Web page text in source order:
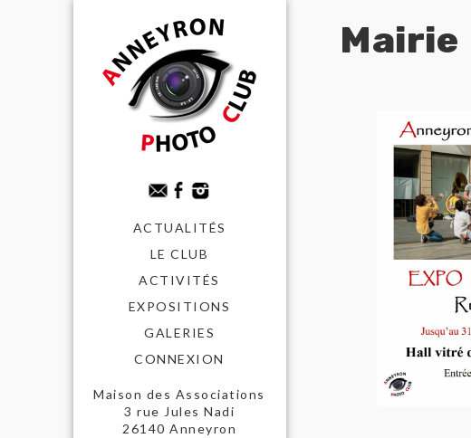
ACTUALITÉS
LE CLUB
ACTIVITÉS
EXPOSITIONS
GALERIES
CONNEXION
Maison des Associations
3 rue Jules Nadi
26140 Anneyron
Mairie